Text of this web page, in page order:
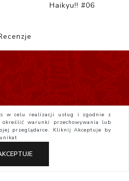
Haikyu!! #06
w celu realizacji usług i zgodnie z
warunki przechowywania lub
przeglądarce. KliknijAkceptuje by